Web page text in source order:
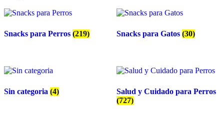
Snacks para Perros (219) Snacks para Gatos (30)
Sin categoria (4)
Salud y Cuidado para Perros
(727)